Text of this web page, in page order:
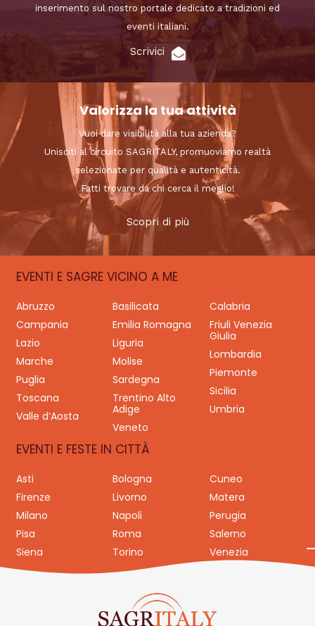
inserimento sul nostro portale dedicato a tradizioni ed
eventi italiani.
Scrivici
Valorizza la tua attività
Vuoi dare visibilità alla tua azienda?
Unisciti al circuito SAGRITALY, promuoviamo realtà
selezionate per qualità e autenticità.
Fatti trovare da chi cerca il meglio!
Scopri di più
EVENTI E SAGRE VICINO A ME
Abruzzo Basilicata
Calabria
Campania
Emilia Romagna
Friuli Venezia
Giulia
Lazio
Liguria
Lombardia
Marche
Molise
Piemonte
Puglia
Sardegna
Sicilia
Toscana
Trentino Alto
Adige
Umbria
Valle d’Aosta
Veneto
EVENTI E FESTE IN CITTÀ
Asti Bologna
Cuneo
Firenze
Livorno
Matera
Milano
Napoli
Perugia
Pisa
Roma
Salerno
Siena
Torino Venezia